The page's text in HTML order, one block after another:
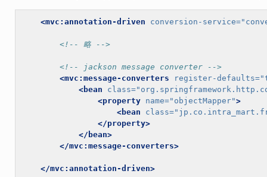
<mvc:annotation-driven conversion-service=
<!-- 略 -->
<!-- jackson message converter -->
<mvc:message-converters
register-defaults=
<bean
class=
<property name="objectMapper">
<bean
class=
</property>
</bean>
</mvc:message-converters>
</mvc:annotation-driven>